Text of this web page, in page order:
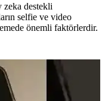
destekli
selfie ve video
önemli faktörlerdir.